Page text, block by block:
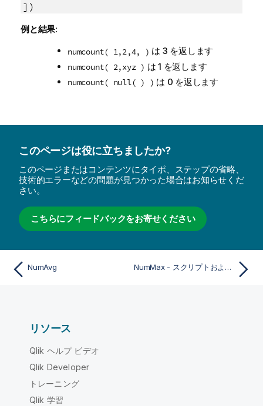
])
例と結果:
numcount( 1,2,4, ) は 3 を返します
numcount( 2,xyz ) は 1 を返します
numcount( null( ) ) は 0 を返します
このページは役に立ちましたか?
このページまたはコンテンツにタイポ、ステップの省略、
技術的エラーなどの問題が見つかった場合はお知らせくだ
さい。
こちらにフィードバックをお寄せください
NumAvg NumMax - スクリプトおよびチャート関数
リソース
Qlik ヘルプ ビデオ
Qlik Developer
トレーニング
Qlik 学習